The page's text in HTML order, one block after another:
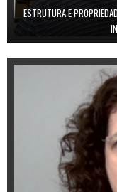
ESTRUTURA E